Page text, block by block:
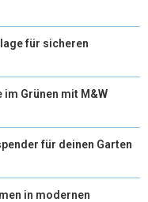
für sicheren
Grünen mit M&W
für deinen Garten
in modernen